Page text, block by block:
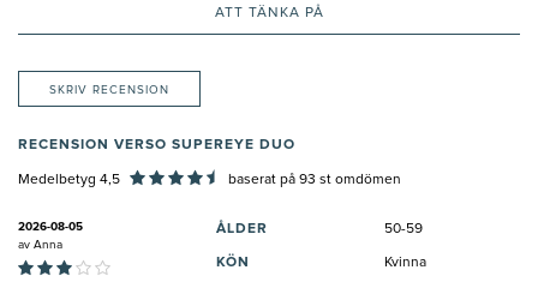
ATT TÄNKA PÅ
SKRIV RECENSION
RECENSION VERSO SUPEREYE DUO
Medelbetyg 4,5 baserat på 93 st omdömen
2026-08-05
av Anna
ÅLDER 50-59
KÖN Kvinna